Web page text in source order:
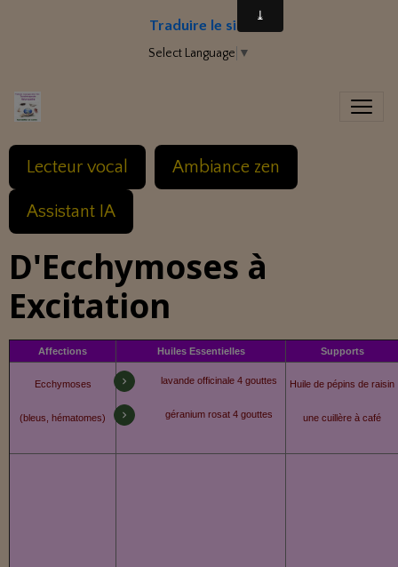
Traduire le site
Select Language ▼
Lecteur vocal Ambiance zen
Assistant IA
D'Ecchymoses à
Excitation
Affections Huiles Essentielles Supports
Ecchymoses
(bleus, hématomes)
lavande officinale 4 gouttes
géranium rosat 4 gouttes
Huile de pépins de raisin
une cuillère à café